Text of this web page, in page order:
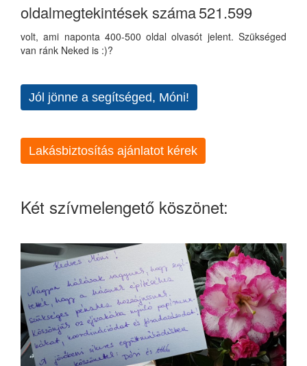
oldalmegtekintések száma521.599
volt, ami naponta 400-500 oldal olvasót jelent. Szükséged
van ránk Neked is :)?
Jól jönne a segítséged, Móni!
Lakásbiztosítás ajánlatot kérek
Két szívmelengető köszönet: